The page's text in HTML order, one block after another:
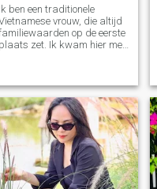
Ik ben een traditionele
vrouw, die altijd
op de eerste
plaats zet. Ik kwam hier met
en de rest van
mijn leven samen doorgaan,
en voor elkaar
zorgen. Als je ook op zoek
naar dezelfde dingen
ik, laat ons elkaar een
geven om geluk in het
te vinden. Scammer,